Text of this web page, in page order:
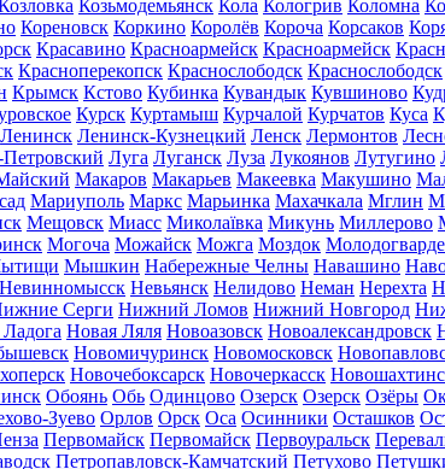
Козьмодемьянск Кола Кологрив Коломна
Кореновск Коркино Королёв Короча Корсаков
Красавино Красноармейск Красноармейск
Красноперекопск Краснослободск Краснослободск
Крымск Кстово Кубинка Кувандык Кувшиново
Курск Куртамыш Курчалой Курчатов Куса
Ленинск Ленинск-Кузнецкий Ленск Лермонтов
Луга Луганск Луза Лукоянов Лутугино
Макаров Макарьев Макеевка Макушино
Мариуполь Маркс Марьинка Махачкала Мглин
Мещовск Миасс Миколаївка Микунь Миллерово
Могоча Можайск Можга Моздок
Мышкин Набережные Челны Навашино
Невинномысск Невьянск Нелидово Неман Нерехта
Серги Нижний Ломов Нижний Новгород
Новая Ляля Новоазовск Новоалександровск
Новомичуринск Новомосковск
Новочебоксарск Новочеркасск
Обоянь Обь Одинцово Озерск Озерск Озёры
Зуево Орлов Орск Оса Осинники Осташков
Первомайск Первомайск Первоуральск
Петропавловск-Камчатский Петухово